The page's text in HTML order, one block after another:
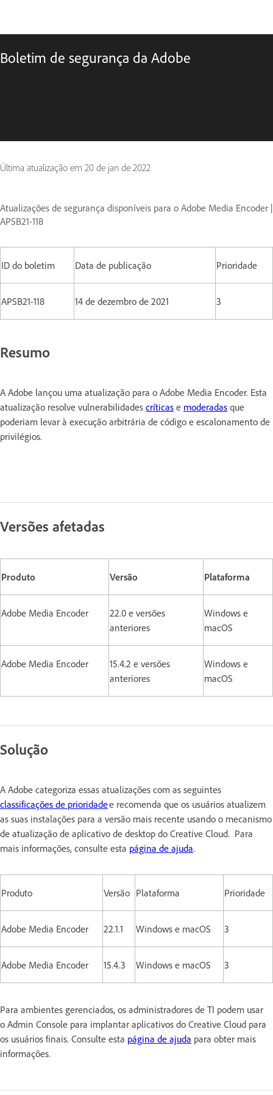
Boletim de segurança da Adobe
Última atualização em 20 de jan de 2022
Atualizações de segurança disponíveis para o Adobe Media Encoder |
APSB21-118
ID do boletim Data de publicação Prioridade
APSB21-118 14 de dezembro de 2021 3
Resumo
A Adobe lançou uma atualização para o Adobe Media Encoder. Esta
atualização resolve vulnerabilidades críticas e moderadas que
poderiam levar à execução arbitrária de código e escalonamento de
privilégios.
Versões afetadas
Produto Versão Plataforma
Adobe Media Encoder
22.0 e versões
anteriores
Windows e
macOS
Adobe Media Encoder
15.4.2 e versões
anteriores
Windows e
macOS
Solução
A Adobe categoriza essas atualizações com as seguintes
classificações de prioridadee recomenda que os usuários atualizem
as suas instalações para a versão mais recente usando o mecanismo
de atualização de aplicativo de desktop do Creative Cloud. Para
mais informações, consulte esta página de ajuda.
Produto Versão Plataforma Prioridade
Adobe Media Encoder 22.1.1 Windows e macOS 3
Adobe Media Encoder 15.4.3 Windows e macOS 3
Para ambientes gerenciados, os administradores de TI podem usar
o Admin Console para implantar aplicativos do Creative Cloud para
os usuários finais. Consulte esta página de ajuda para obter mais
informações.